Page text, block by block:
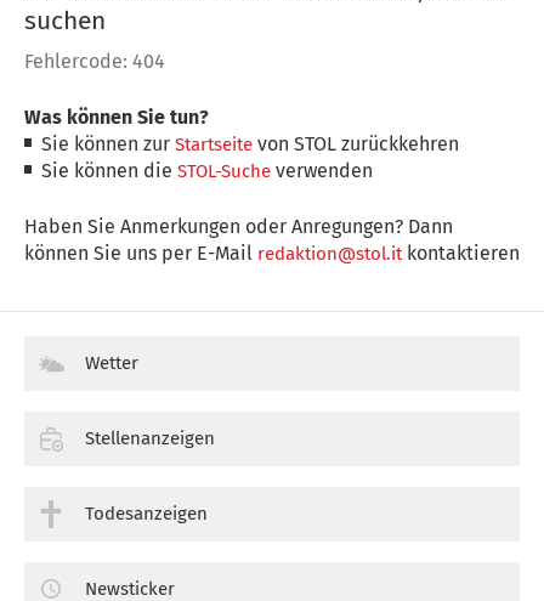
suchen
Fehlercode: 404
Was können Sie tun?
Sie können zurStartseite von STOL zurückkehren
Sie können dieSTOL-Suche verwenden
Haben Sie Anmerkungen oder Anregungen? Dann
können Sie uns per E-Mail redaktion@stol.itkontaktieren
Wetter
Stellenanzeigen
Todesanzeigen
Newsticker